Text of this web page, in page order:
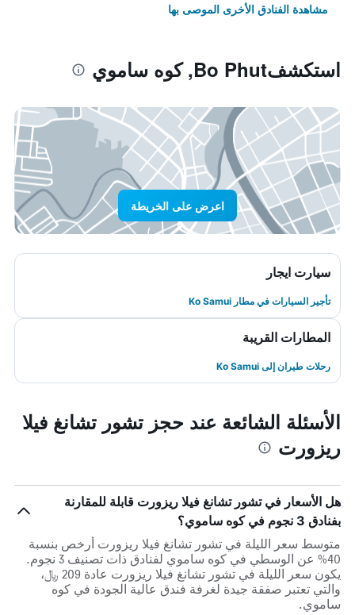
مشاهدة الفنادق الأخرى الموصى بها
استكشفBo Phut, كوه ساموي
اعرض على الخريطة
سيارت ايجار
تأجير السيارات في مطار Ko Samui
المطارات القريبة
رحلات طيران إلى Ko Samui
الأسئلة الشائعة عند حجز تشور تشانغ فيلا
ريزورت
هل الأسعار في تشور تشانغ فيلا ريزورت قابلة للمقارنة
بفنادق 3 نجوم في كوه ساموي؟
متوسط سعر الليلة في تشور تشانغ فيلا ريزورت أرخص بنسبة
40% عن الوسطي في كوه ساموي لفنادق ذات تصنيف 3 نجوم.
يكون سعر الليلة في تشور تشانغ فيلا ريزورت عادة 209 ﷼،
والتي تعتبر صفقة جيدة لغرفة فندق عالية الجودة في كوه
ساموي.